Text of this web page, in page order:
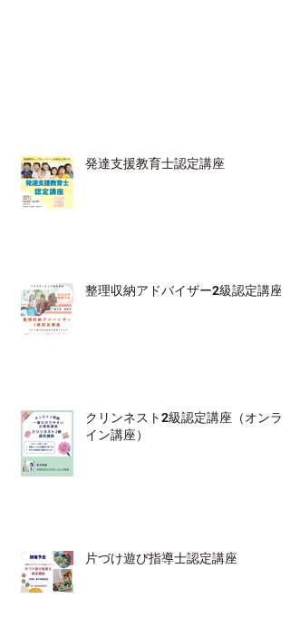
発達支援教育士認定講座
整理収納アドバイザー2級認定講座
クリンネスト2級認定講座（オンラ
イン講座）
片づけ遊び指導士認定講座